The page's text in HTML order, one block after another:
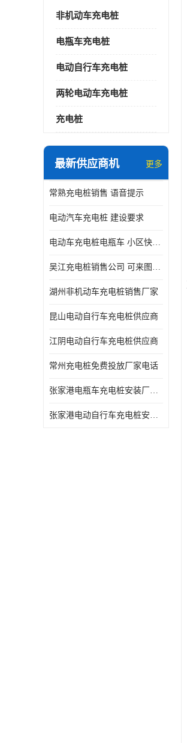
非机动车充电桩
电瓶车充电桩
电动自行车充电桩
两轮电动车充电桩
充电桩
最新供应商机 更多
常熟充电桩销售 语音提示
电动汽车充电桩 建设要求
电动车充电桩电瓶车 小区快速电动自行车充电站
吴江充电桩销售公司 可来图定制
湖州非机动车充电桩销售厂家
昆山电动自行车充电桩供应商
江阴电动自行车充电桩供应商
常州充电桩免费投放厂家电话
张家港电瓶车充电桩安装厂家电话
张家港电动自行车充电桩安装供货商